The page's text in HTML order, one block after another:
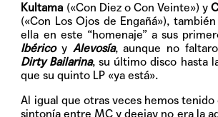
Kultama(«Con Diez o Con Veinte») y
(«Con Los Ojos de Engañá»),
ella en este “homenaje” a sus
Ibéricoy Alevosía, aunque no
Dirty Bailarina, su último disco hasta
que su quinto LP «ya está».
Al igual que otras veces hemos
sintonía entre MC y deejay no era la